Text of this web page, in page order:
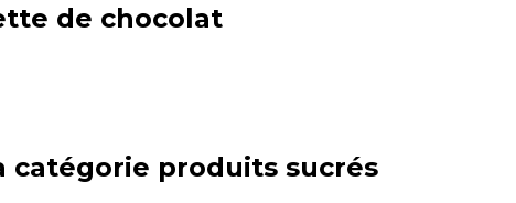
de chocolat
catégorie produits sucrés